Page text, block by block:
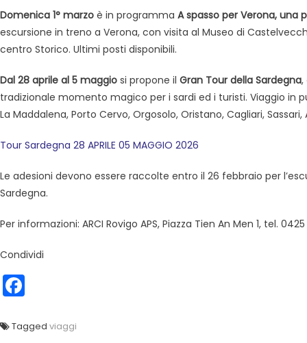
Domenica 1° marzo è in programma A spasso per Verona, una
escursione in treno a Verona, con visita al Museo di
centro Storico. Ultimi posti disponibili.
Dal 28 aprile al 5 maggio si propone il Gran Tour della Sardegna,
tradizionale momento magico per i sardi ed i turisti. Viaggio in
La Maddalena, Porto Cervo, Orgosolo, Oristano, Cagliari,
Tour Sardegna 28 APRILE 05 MAGGIO 2026
Le adesioni devono essere raccolte entro il 26 febbraio per
Sardegna.
Per informazioni: ARCI Rovigo APS, Piazza Tien An Men 1, tel.
Condividi
Tagged viaggi